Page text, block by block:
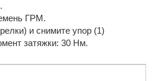
ГРМ.
и снимите упор (1)
затяжки: 30 Нм.